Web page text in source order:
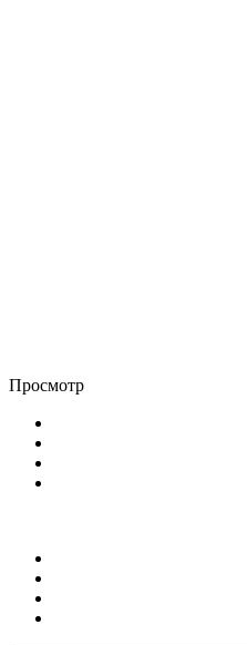
Просмотр